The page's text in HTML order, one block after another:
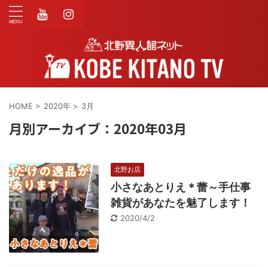
HOME > 2020年 > 3月
月別アーカイブ：2020年03月
北野お店
小さなあとりえ＊蕾～手仕事
雑貨があなたを魅了します！
2020/4/2